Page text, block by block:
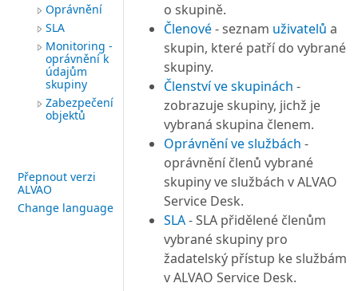
Oprávnění
SLA
Monitoring -
oprávnění k
údajům
skupiny
Zabezpečení
objektů
Přepnout verzi
ALVAO
Change language
o skupině.
Členové- seznam uživatelů a
skupin, které patří do vybrané
skupiny.
Členství ve skupinách -
zobrazuje skupiny, jichž je
vybraná skupina členem.
Oprávnění ve službách -
oprávnění členů vybrané
skupiny ve službách v ALVAO
Service Desk.
SLA- SLA přidělené členům
vybrané skupiny pro
žadatelský přístup ke službám
v ALVAO Service Desk.